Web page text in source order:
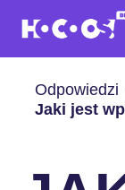
Odpowiedzi
Jaki jest